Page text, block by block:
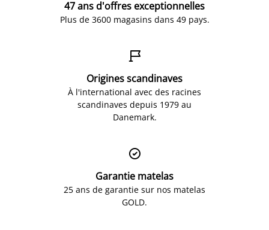
47 ans d'offres exceptionnelles
Plus de 3600 magasins dans 49 pays.

Origines scandinaves
À l'international avec des racines
scandinaves depuis 1979 au
Danemark.

Garantie matelas
25 ans de garantie sur nos matelas
GOLD.